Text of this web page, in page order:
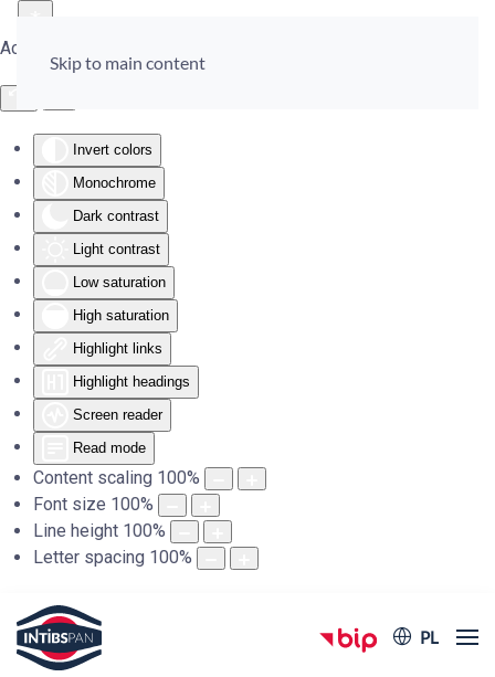
Accessibility Tools
Invert colors
Monochrome
Dark contrast
Light contrast
Low saturation
High saturation
Highlight links
Highlight headings
Screen reader
Read mode
Content scaling 100%
Font size 100%
Line height 100%
Letter spacing 100%
Skip to main content
PL